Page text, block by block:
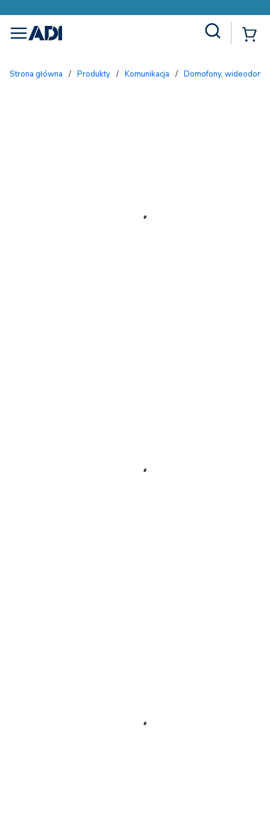
menu
Strona główna / Produkty / Komunikacja / Domofony,